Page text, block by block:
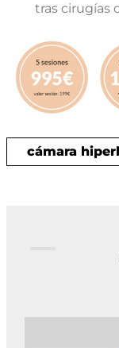
tras cirugías
cámara